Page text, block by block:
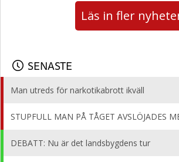
Läs in fler
SENASTE
Man utreds för narkotikabrott ikväll
STUPFULL MAN PÅ TÅGET AVSLÖJADES
DEBATT: Nu är det landsbygdens tur